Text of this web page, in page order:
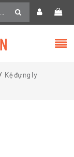
Kệ đựng ly